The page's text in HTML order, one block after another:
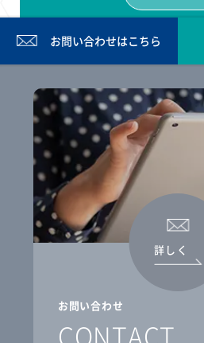
お問い合わせはこちら
お問い合わせ
CONTACT
詳しく